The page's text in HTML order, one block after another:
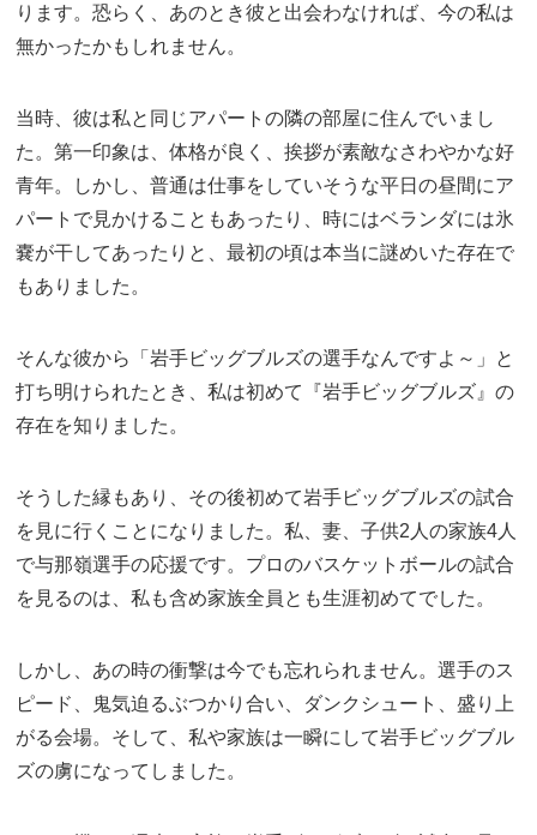
ります。恐らく、あのとき彼と出会わなければ、今の私は
無かったかもしれません。
当時、彼は私と同じアパートの隣の部屋に住んでいまし
た。第一印象は、体格が良く、挨拶が素敵なさわやかな好
青年。しかし、普通は仕事をしていそうな平日の昼間にア
パートで見かけることもあったり、時にはベランダには氷
嚢が干してあったりと、最初の頃は本当に謎めいた存在で
もありました。
そんな彼から「岩手ビッグブルズの選手なんですよ～」と
打ち明けられたとき、私は初めて『岩手ビッグブルズ』の
存在を知りました。
そうした縁もあり、その後初めて岩手ビッグブルズの試合
を見に行くことになりました。私、妻、子供2人の家族4人
で与那嶺選手の応援です。プロのバスケットボールの試合
を見るのは、私も含め家族全員とも生涯初めてでした。
しかし、あの時の衝撃は今でも忘れられません。選手のス
ピード、鬼気迫るぶつかり合い、ダンクシュート、盛り上
がる会場。そして、私や家族は一瞬にして岩手ビッグブル
ズの虜になってしました。